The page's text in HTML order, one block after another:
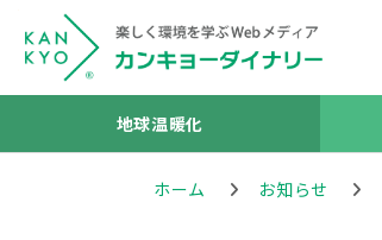
地球温暖化
ホーム お知らせ